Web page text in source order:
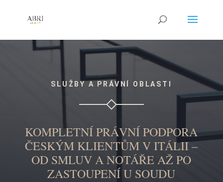
SLUŽBY A PRÁVNÍ OBLASTI
KOMPLETNÍ PRÁVNÍ PODPORA
ČESKÝM KLIENTŮM V ITÁLII –
OD SMLUV A NOTÁŘE AŽ PO
ZASTOUPENÍ U SOUDU